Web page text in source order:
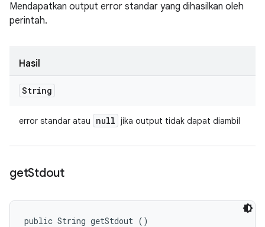
Mendapatkan output error standar yang dihasilkan oleh
perintah.
Hasil
String
error standar atau null jika output tidak dapat diambil
getStdout
public String getStdout ()